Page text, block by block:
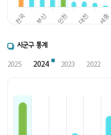
시군구 통계
2025 2024 2023 2022